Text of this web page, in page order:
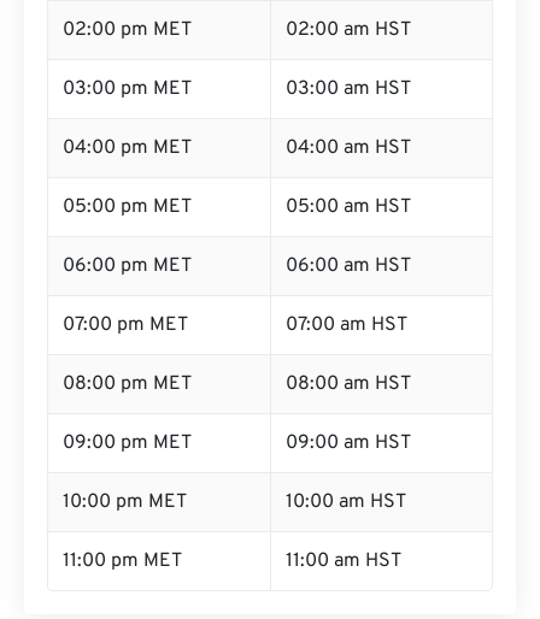
02:00 pm MET 02:00 am HST
03:00 pm MET 03:00 am HST
04:00 pm MET 04:00 am HST
05:00 pm MET 05:00 am HST
06:00 pm MET 06:00 am HST
07:00 pm MET 07:00 am HST
08:00 pm MET 08:00 am HST
09:00 pm MET 09:00 am HST
10:00 pm MET 10:00 am HST
11:00 pm MET 11:00 am HST